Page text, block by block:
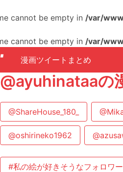
cannot be empty in /var/
cannot be empty in /var/
漫画ツイートまとめ
@ayuhinataaの
@ShareHouse_180_
@oshirineko1962
#私の絵が好きそうなフォロワ